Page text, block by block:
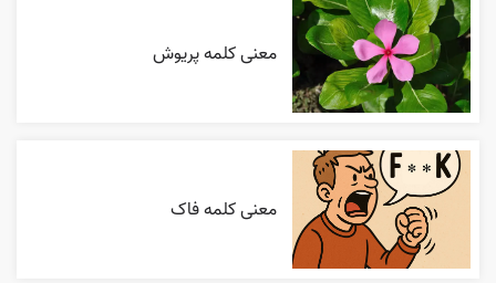
معنی کلمه پریوش
معنی کلمه فاک